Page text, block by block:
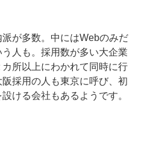
が多数。中にはWebのみだ
人も。採用数が多い大企業
所以上にわかれて同時に行
採用の人も東京に呼び、初
ける会社もあるようです。